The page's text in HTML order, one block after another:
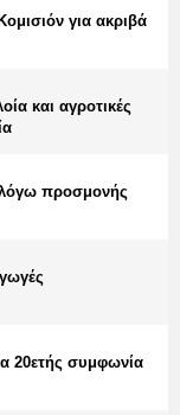
για ακριβά
και αγροτικές
προσμονής
20ετής συμφωνία